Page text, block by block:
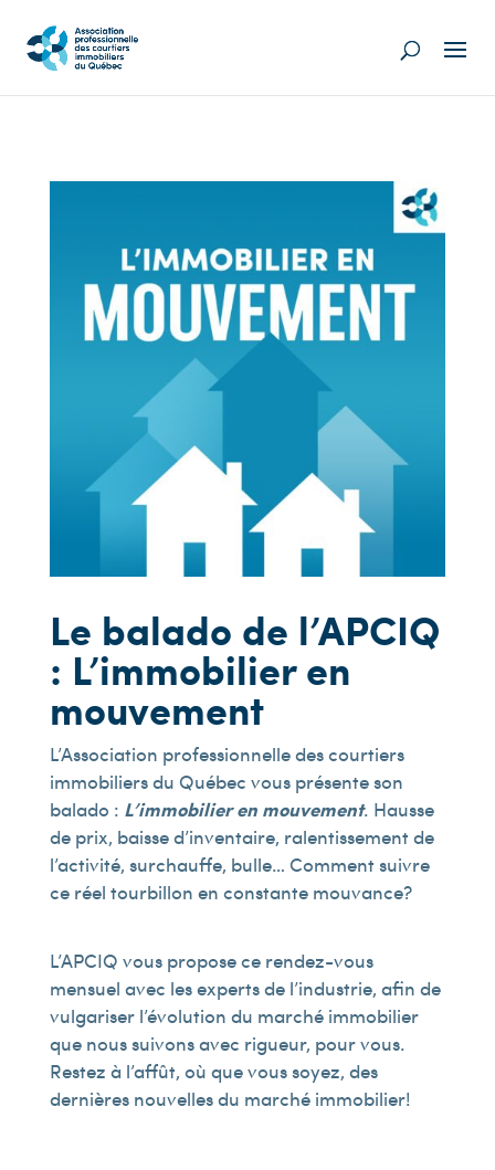
Le balado de l’APCIQ
: L’immobilier en
mouvement
L’Association professionnelle des courtiers
immobiliers du Québec vous présente son
balado : L’immobilier en mouvement. Hausse
de prix, baisse d’inventaire, ralentissement de
l’activité, surchauffe, bulle… Comment suivre
ce réel tourbillon en constante mouvance?
L’APCIQ vous propose ce rendez-vous
mensuel avec les experts de l’industrie, afin de
vulgariser l’évolution du marché immobilier
que nous suivons avec rigueur, pour vous.
Restez à l’affût, où que vous soyez, des
dernières nouvelles du marché immobilier!